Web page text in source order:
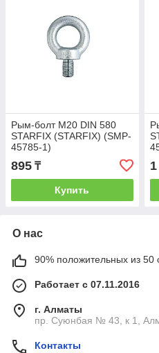
Рым-болт М20 DIN 580
STARFIX (STARFIX) (SMP-
45785-1)
895 ₸
Купить
О нас
90% положительных из 50
Работает с 07.11.2016
г. Алматы
пр. Суюнбая № 43, к 1,
Контакты